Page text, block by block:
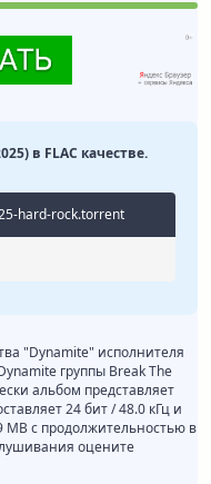
в FLAC качестве.
hard-rock.torrent
"Dynamite" исполнителя
группы Break The
альбом представляет
24 бит / 48.0 кГц и
MB с продолжительностью в
оцените